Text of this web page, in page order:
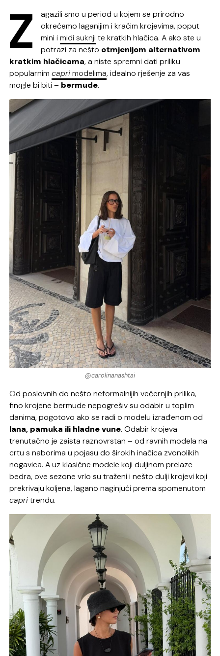
Z
agazili smo u period u kojem se prirodno
okrećemo laganijim i kraćim krojevima, poput
mini imidi suknji te kratkih hlačica. A ako ste u
potrazi za nešto otmjenijom alternativom
kratkim hlačicama, a niste spremni dati priliku
popularnimcaprimodelima, idealno rješenje za vas
mogle bi biti – bermude.
@carolinanashtai
Od poslovnih do nešto neformalnijih večernjih prilika,
fino krojene bermude nepogrešiv su odabir u toplim
danima, pogotovo ako se radi o modelu izrađenom od
lana, pamuka ili hladne vune. Odabir krojeva
trenutačno je zaista raznovrstan – od ravnih modela na
crtu s naborima u pojasu do širokih inačica zvonolikih
nogavica. A uz klasične modele koji duljinom prelaze
bedra, ove sezone vrlo su traženi i nešto dulji krojevi koji
prekrivaju koljena, lagano naginjući prema spomenutom
capritrendu.